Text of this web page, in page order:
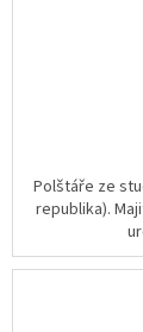
Polštáře ze
republika).